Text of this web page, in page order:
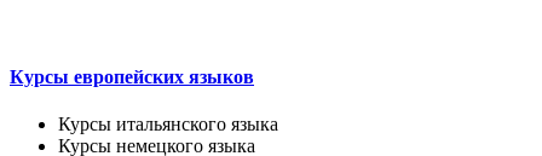
Курсы европейских языков
Курсы итальянского языка
Курсы немецкого языка